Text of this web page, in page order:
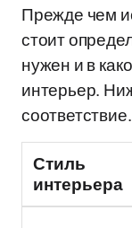
Прежде чем
стоит
нужен и в
интерьер.
соответствие.
Стиль
интерьера